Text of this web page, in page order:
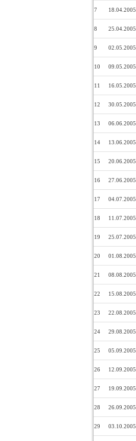
7 18.04.2005
8 25.04.2005
9 02.05.2005
10 09.05.2005
11 16.05.2005
12 30.05.2005
13 06.06.2005
14 13.06.2005
15 20.06.2005
16 27.06.2005
17 04.07.2005
18 11.07.2005
19 25.07.2005
20 01.08.2005
21 08.08.2005
22 15.08.2005
23 22.08.2005
24 29.08.2005
25 05.09.2005
26 12.09.2005
27 19.09.2005
28 26.09.2005
29 03.10.2005